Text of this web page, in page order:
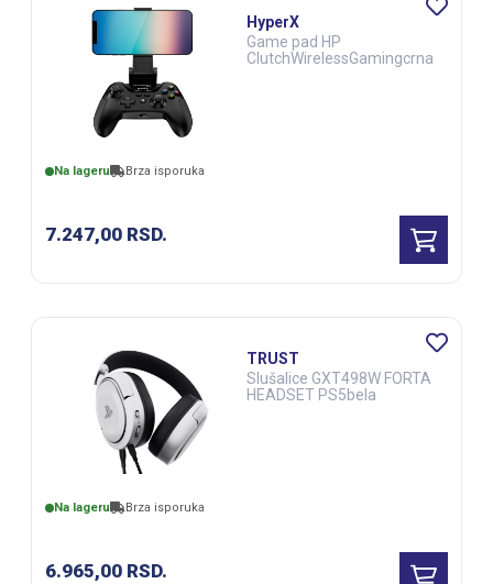
Na lageru Brza isporuka
7.247,00 RSD.
HyperX
Game pad HP
ClutchWirelessGamingcrna
Na lageru Brza isporuka
6.965,00 RSD.
TRUST
Slušalice GXT498W FORTA
HEADSET PS5bela